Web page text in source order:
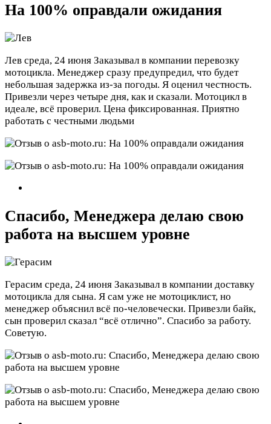
На 100% оправдали ожидания
Лев среда, 24 июня Заказывал в компании перевозку
мотоцикла. Менеджер сразу предупредил, что будет
небольшая задержка из-за погоды. Я оценил честность.
Привезли через четыре дня, как и сказали. Мотоцикл в
идеале, всё проверил. Цена фиксированная. Приятно
работать с честными людьми
Спасибо, Менеджера делаю свою
работа на высшем уровне
Герасим среда, 24 июня Заказывал в компании доставку
мотоцикла для сына. Я сам уже не мотоциклист, но
менеджер объяснил всё по-человечески. Привезли байк,
сын проверил сказал “всё отлично”. Спасибо за работу.
Советую.